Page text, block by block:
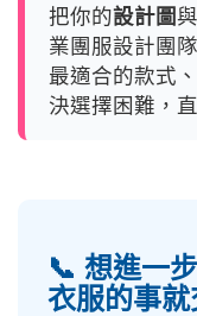
把你的設計圖與
業團服設計團
最適合的款式
決選擇困難，
📞 想進一
衣服的事